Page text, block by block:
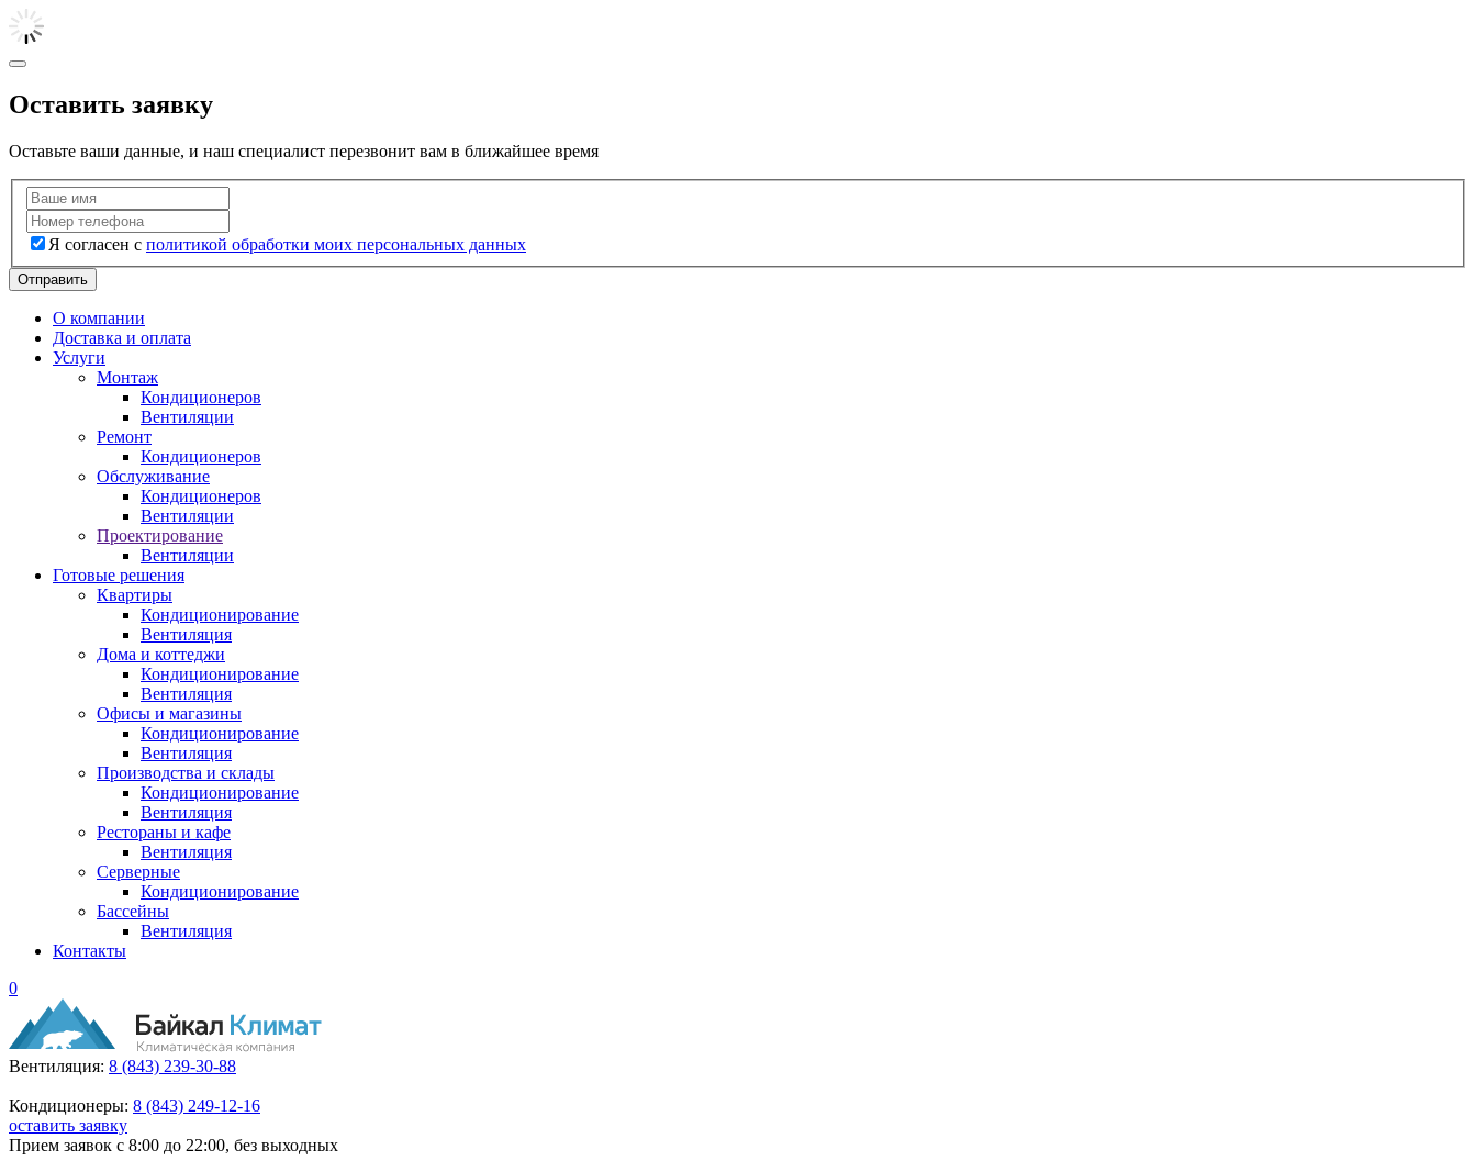
Оставить заявку
Оставьте ваши данные, и наш специалист перезвонит вам в ближайшее время
Я согласен с политикой обработки моих персональных данных
Отправить
О компании
Доставка и оплата
Услуги
Монтаж
Кондиционеров
Вентиляции
Ремонт
Кондиционеров
Обслуживание
Кондиционеров
Вентиляции
Проектирование
Вентиляции
Готовые решения
Квартиры
Кондиционирование
Вентиляция
Дома и коттеджи
Кондиционирование
Вентиляция
Офисы и магазины
Кондиционирование
Вентиляция
Производства и склады
Кондиционирование
Вентиляция
Рестораны и кафе
Вентиляция
Серверные
Кондиционирование
Бассейны
Вентиляция
Контакты
0
Вентиляция: 8 (843) 239-30-88
Кондиционеры: 8 (843) 249-12-16
оставить заявку
Прием заявок с 8:00 до 22:00, без выходных